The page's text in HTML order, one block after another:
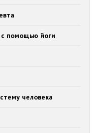
помощью йоги
человека